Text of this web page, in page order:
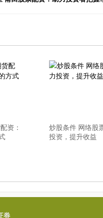
资：
炒股条件 网络股
投资，提升收益
券